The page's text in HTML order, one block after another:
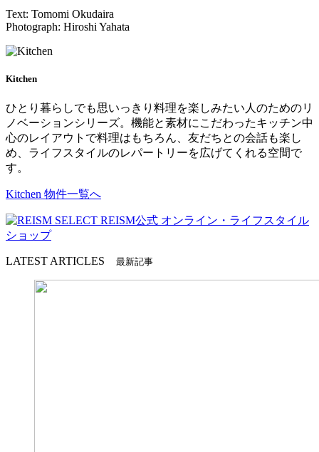
Text: Tomomi Okudaira
Photograph: Hiroshi Yahata
Kitchen
ひとり暮らしでも思いっきり料理を楽しみたい人のためのリ
ノベーションシリーズ。機能と素材にこだわったキッチン中
心のレイアウトで料理はもちろん、友だちとの会話も楽し
め、ライフスタイルのレパートリーを広げてくれる空間で
す。
Kitchen 物件一覧へ
LATEST ARTICLES 最新記事